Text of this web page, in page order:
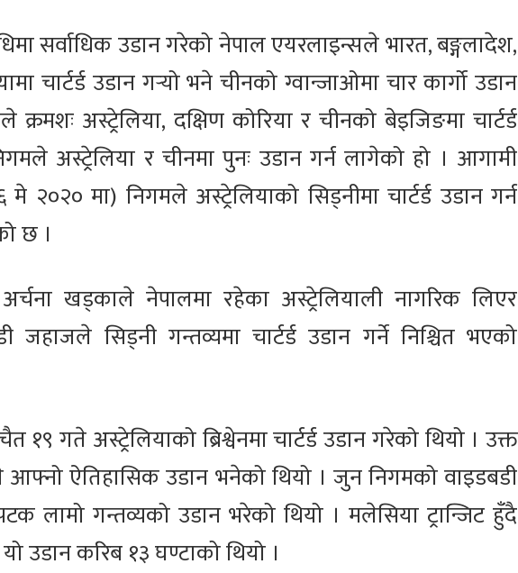
सर्वाधिक उडान गरेको नेपाल एयरलाइन्सले भारत, बङ्गलादेश,
चार्टर्ड उडान गर्‍यो भने चीनको ग्वान्जाओमा चार कार्गो उडान
अस्ट्रेलिया, दक्षिण कोरिया र चीनको बेइजिङमा चार्टर्ड
अस्ट्रेलिया र चीनमा पुनः उडान गर्न लागेको हो । आगामी
मा) निगमले अस्ट्रेलियाको सिड्नीमा चार्टर्ड उडान गर्न
छ ।
अर्चना खड्काले नेपालमा रहेका अस्ट्रेलियाली नागरिक लिएर
जहाजले सिड्नी गन्तव्यमा चार्टर्ड उडान गर्ने निश्चित भएको
गते अस्ट्रेलियाको ब्रिश्वेनमा चार्टर्ड उडान गरेको थियो । उक्त
ऐतिहासिक उडान भनेको थियो । जुन निगमको वाइडबडी
लामो गन्तव्यको उडान भरेको थियो । मलेसिया ट्रान्जिट हुँदै
उडान करिब १३ घण्टाको थियो ।